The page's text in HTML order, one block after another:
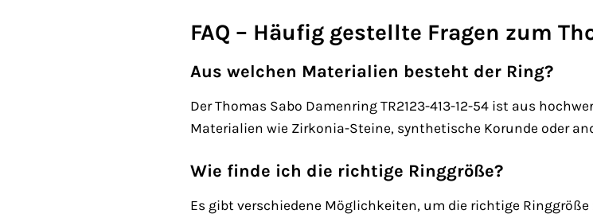
FAQ – Häufig gestellte Fragen zum
Aus welchen Materialien besteht der Ring?
Der Thomas Sabo Damenring TR2123-413-12-54 ist aus
Materialien wie Zirkonia-Steine, synthetische Korunde oder
Wie finde ich die richtige Ringgröße?
Es gibt verschiedene Möglichkeiten, um die richtige